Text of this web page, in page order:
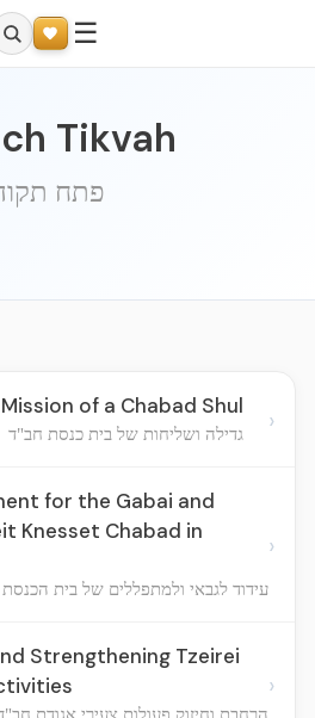
☰
Tikvah
פתח
of a Chabad Shul
גדילה ושליחות של בית כנסת חב"ד ›
for the Gabai and
Knesset Chabad in
עידוד לגבאי ולמתפללים של בית
›
Strengthening Tzeirei
הרחבת וחיזוק פעולות צעירי אגודת
›